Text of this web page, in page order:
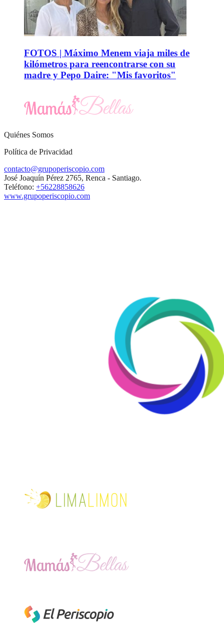
FOTOS | Máximo Menem viaja miles de
kilómetros para reencontrarse con su
madre y Pepo Daire: "Mis favoritos"
Quiénes Somos
Política de Privacidad
contacto@grupoperiscopio.com
José Joaquín Pérez 2765, Renca - Santiago.
Teléfono: +56228858626
www.grupoperiscopio.com